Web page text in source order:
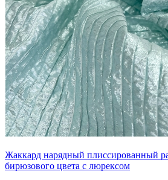
Жаккард нарядный плиссированный
бирюзового цвета с люрексом